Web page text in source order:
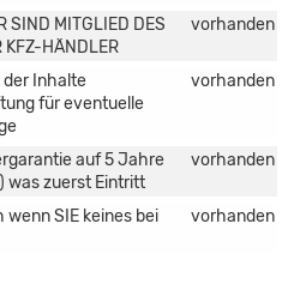
SIND MITGLIED DES
KFZ-HÄNDLER
vorhanden
der Inhalte
für eventuelle
vorhanden
auf 5 Jahre
was zuerst Eintritt
vorhanden
SIE keines bei
vorhanden